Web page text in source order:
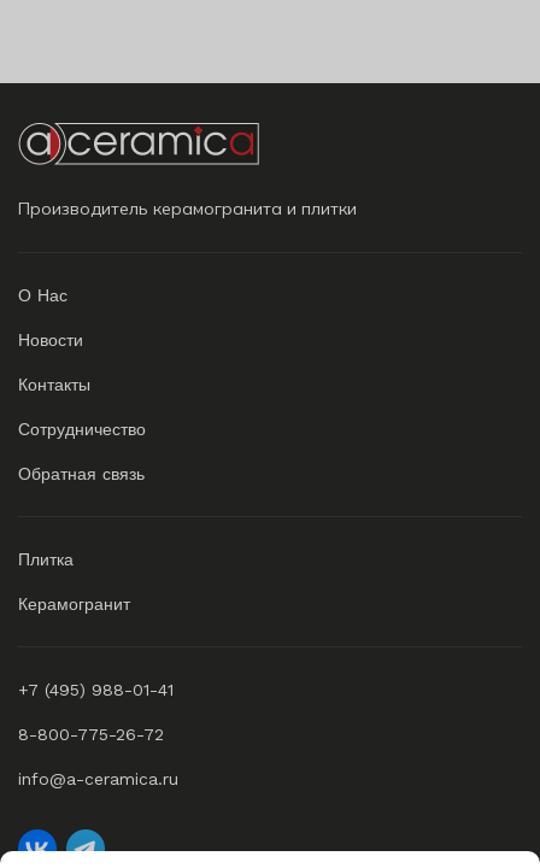
Производитель керамогранита и плитки
О Нас
Новости
Контакты
Сотрудничество
Обратная связь
Плитка
Керамогранит
+7 (495) 988-01-41
8-800-775-26-72
info@a-ceramica.ru